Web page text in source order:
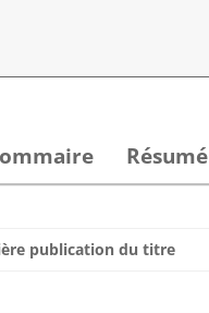
Résumé
publication du titre